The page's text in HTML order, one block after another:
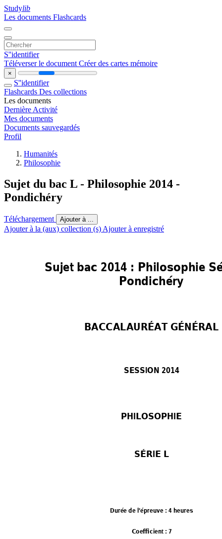
Studylib
Les documents Flashcards
S''identifier
Téléverser le document Créer des cartes mémoire
×
S''identifier
Flashcards Des collections
Les documents
Dernière Activité
Mes documents
Documents sauvegardés
Profil
Humanités
Philosophie
Sujet du bac L - Philosophie 2014 -
Pondichéry
Téléchargement Ajouter à ...
Ajouter à la (aux) collection (s) Ajouter à enregistré
Sujet bac 2014 : Philosophie
Pondichéry
BACCALAURÉAT GÉNÉRAL
SESSION 2014
PHILOSOPHIE
SÉRIE L
Durée de l’épreuve : 4 heures
Coefficient : 7